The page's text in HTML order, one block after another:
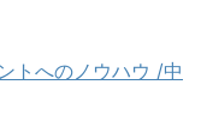
トへのノウハウ /中